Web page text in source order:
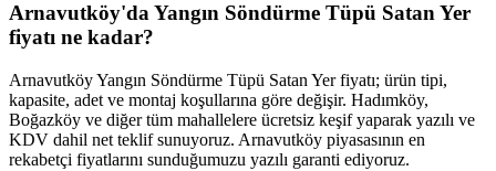
Arnavutköy'da Yangın Söndürme Tüpü Satan Yer
fiyatı ne kadar?
Arnavutköy Yangın Söndürme Tüpü Satan Yer fiyatı; ürün tipi,
kapasite, adet ve montaj koşullarına göre değişir. Hadımköy,
Boğazköy ve diğer tüm mahallelere ücretsiz keşif yaparak yazılı ve
KDV dahil net teklif sunuyoruz. Arnavutköy piyasasının en
rekabetçi fiyatlarını sunduğumuzu yazılı garanti ediyoruz.